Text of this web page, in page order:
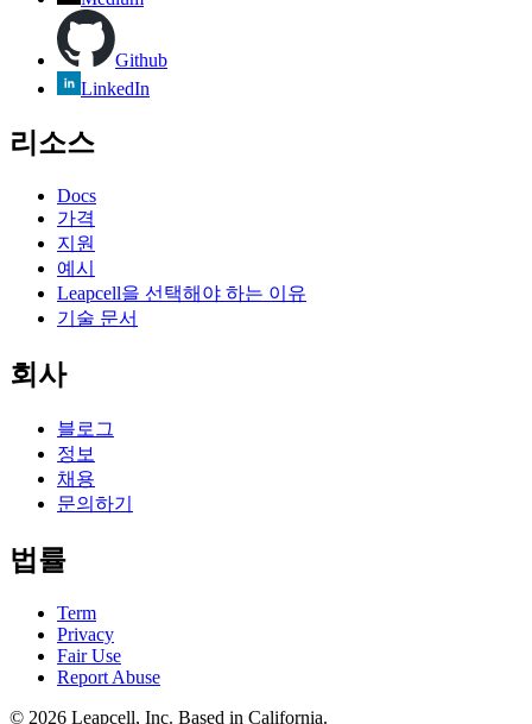
Github
LinkedIn
리소스
Docs
가격
지원
예시
Leapcell을 선택해야 하는 이유
기술 문서
회사
블로그
정보
채용
문의하기
법률
Term
Privacy
Fair Use
Report Abuse
© 2026 Leapcell, Inc. Based in California.